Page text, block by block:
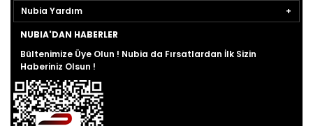
Nubia Yardım
NUBIA'DAN HABERLER
Bültenimize Üye Olun ! Nubia da Fırsatlardan İlk Sizin
Haberiniz Olsun !